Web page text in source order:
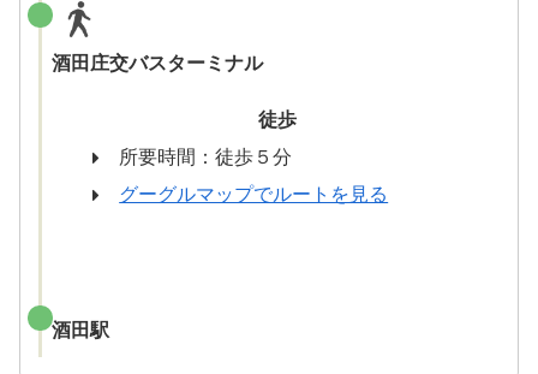
酒田庄交バスターミナル
徒歩
所要時間：徒歩５分
グーグルマップでルートを見る
酒田駅